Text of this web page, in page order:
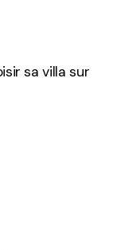
sa villa sur